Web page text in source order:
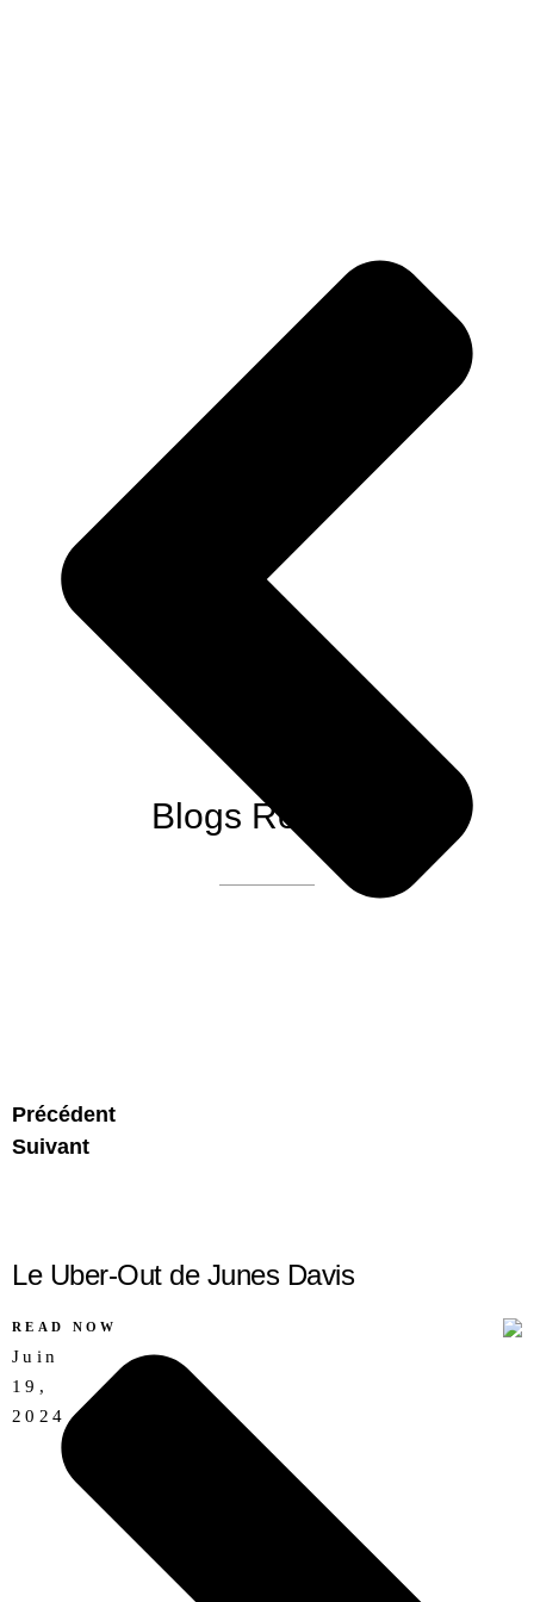
Précédent
Suivant
Blogs Récents
Le Uber-Out de Junes Davis
READ NOW
Juin
19,
2024